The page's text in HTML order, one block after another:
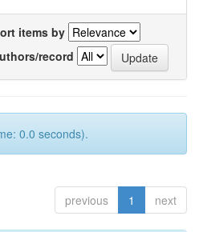
items by
record
0.0 seconds).
previous 1 next